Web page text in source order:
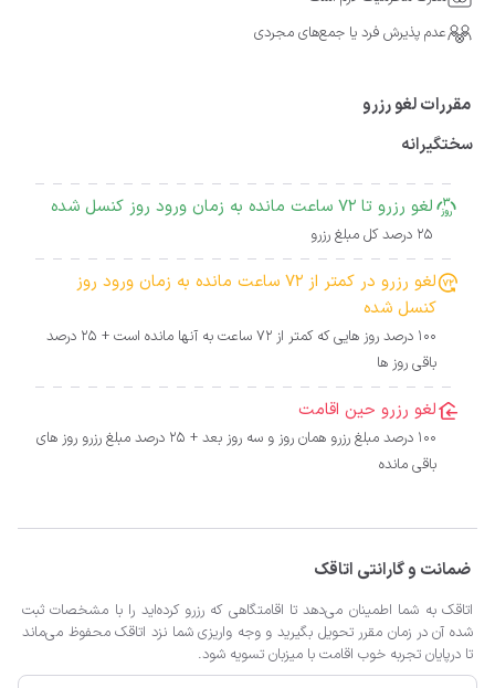
عدم پذیرش فرد یا جمع‌های مجردی
مقررات لغو رزرو
سختگیرانه
لغو رزرو تا 72 ساعت مانده به زمان ورود روز کنسل شده
25 درصد کل مبلغ رزرو
لغو رزرو در کمتر از 72 ساعت مانده به زمان ورود روز
کنسل شده
100 درصد روز هایی که کمتر از 72 ساعت به آنها مانده است + 25 درصد
باقی روز ها
لغو رزرو حین اقامت
100 درصد مبلغ رزرو همان روز و سه روز بعد + 25 درصد مبلغ رزرو روز های
باقی مانده
ضمانت و گارانتی اتاقک
اتاقک به شما اطمینان می‌دهد تا اقامتگاهی که رزرو کرده‌اید را با مشخصات ثبت
شده آن در زمان مقرر تحویل بگیرید و وجه واریزی شما نزد اتاقک محفوظ می‌ماند
تا درپایان تجربه خوب اقامت با میزبان تسویه شود.